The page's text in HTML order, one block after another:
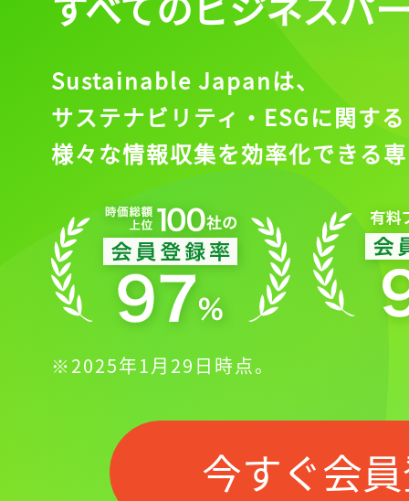
ログイン
会員登録
Sustainable Japanは、
サステナビリティ・ESGに関する
様々な情報収集を効率化できる
※2025年1月29日時点。
今すぐ会